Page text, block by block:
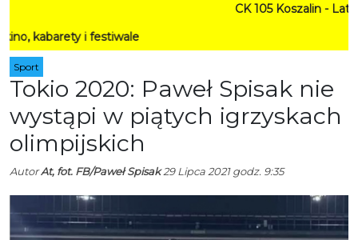
CK 105 Koszalin - Lato w
i festiwale
Sport
Tokio 2020: Paweł Spisak nie
wystąpi w piątych igrzyskach
olimpijskich
AutorAt, fot. FB/Paweł Spisak29 Lipca 2021 godz. 9:35